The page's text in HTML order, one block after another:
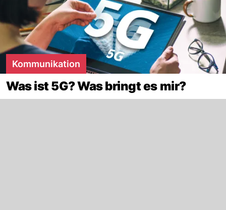
Kommunikation
Was ist 5G? Was bringt es mir?